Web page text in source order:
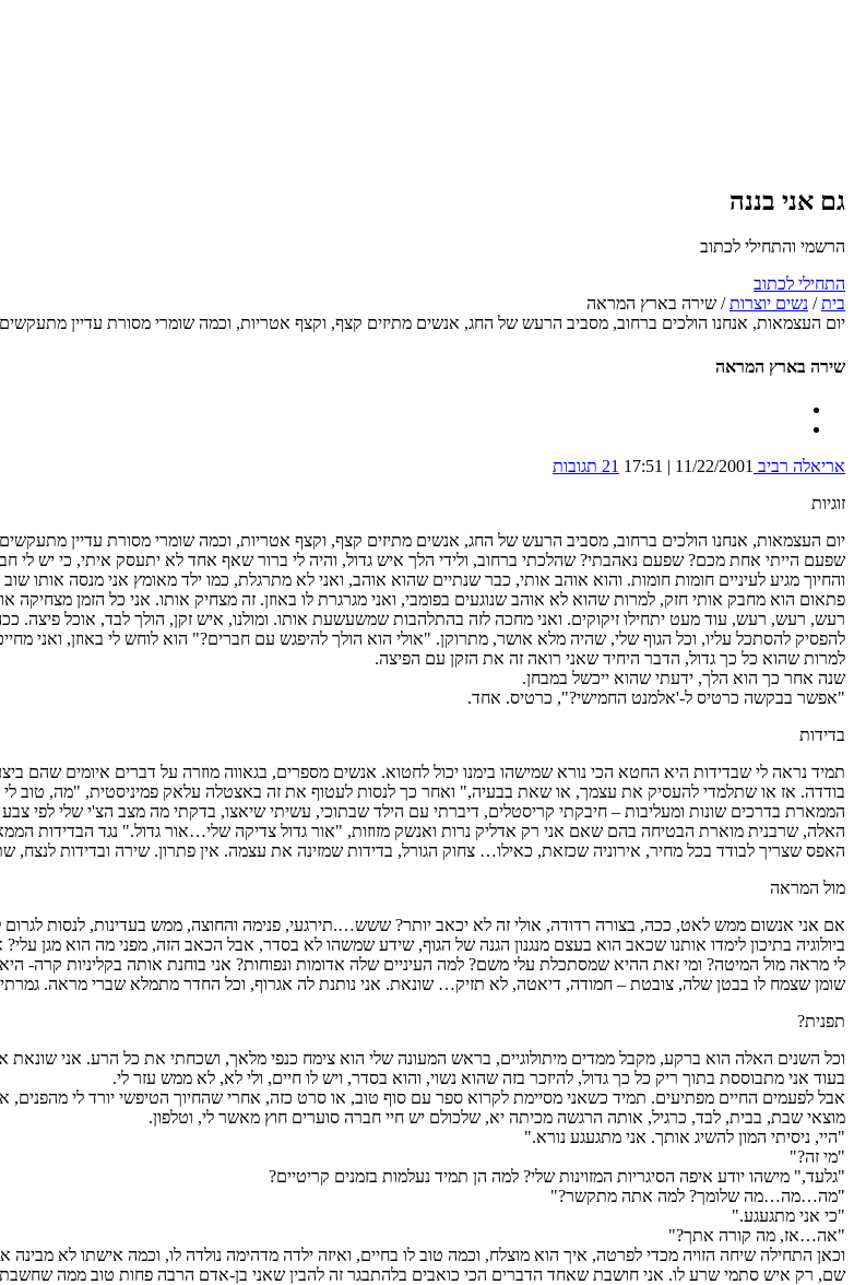
גם אני בננה
הרשמי והתחילי לכתוב
התחילי לכתוב
בית/ נשים יוצרות/ שירה בארץ המראה
יום העצמאות, אנחנו הולכים ברחוב, מסביב הרעש של החג, אנשים מתיזים קצף, וקצף אטריות, וכמה שומרי מסורת עדיין
שירה בארץ המראה
אריאלה רביב 11/22/2001 | 17:51
21 תגובות
זוגיות
יום העצמאות, אנחנו הולכים ברחוב, מסביב הרעש של החג, אנשים מתיזים קצף, וקצף אטריות, וכמה שומרי מסורת עדיין
שפעם הייתי אחת מכם? שפעם נאהבתי? שהלכתי ברחוב, ולידי הלך איש גדול, והיה לי ברור שאף אחד לא יתעסק איתי, כי יש לי
והחיוך מגיע לעיניים חומות חומות. והוא אוהב אותי, כבר שנתיים שהוא אוהב, ואני לא מתרגלת, כמו ילד מאומץ אני מנסה אותו
פתאום הוא מחבק אותי חזק, למרות שהוא לא אוהב שנוגעים בפומבי, ואני מגרגרת לו באוזן. זה מצחיק אותו. אני כל הזמן
רעש, רעש, רעש, עוד מעט יתחילו זיקוקים. ואני מחכה לזה בהתלהבות שמשעשעת אותו. ומולנו, איש זקן, הולך לבד, אוכל פיצה.
להפסיק להסתכל עליו, וכל הגוף שלי, שהיה מלא אושר, מתרוקן. "אולי הוא הולך להיפגש עם חברים?" הוא לוחש לי באוזן, ואני
למרות שהוא כל כך גדול, הדבר היחיד שאני רואה זה את הזקן עם הפיצה.
שנה אחר כך הוא הלך, ידעתי שהוא ייכשל במבחן.
"אפשר בבקשה כרטיס ל-'אלמנט החמישי?", כרטיס. אחד.
בדידות
תמיד נראה לי שבדידות היא החטא הכי נורא שמישהו בימנו יכול לחטוא. אנשים מספרים, בגאווה מוזרה על דברים איומים
בודדה. אז או שתלמדי להעסיק את עצמך, או שאת בבעיה," ואחר כך לנסות לעטוף את זה באצטלה עלאק פמיניסטית, "מה, טוב לי
האלה, שרבנית מוארת הבטיחה בהם שאם אני רק אדליק נרות ואנשק מזוזות, "אור גדול צדיקה שלי…אור גדול." נגד הבדידות
האפס שצריך לבודד בכל מחיר, אירוניה שכזאת, כאילו… צחוק הגורל, בדידות שמזינה את עצמה. אין פתרון. שירה ובדידות לנצח,
מול המראה
אם אני אנשום ממש לאט, ככה, בצורה רדודה, אולי זה לא יכאב יותר? ששש….תירגעי, פנימה והחוצה, ממש בעדינות, לנסות
ביולוגיה בתיכון לימדו אותנו שכאב הוא בעצם מנגנון הגנה של הגוף, שידע שמשהו לא בסדר, אבל הכאב הזה, מפני מה הוא מגן
לי מראה מול המיטה? ומי זאת ההיא שמסתכלת עלי משם? למה העיניים שלה אדומות ונפוחות? אני בוחנת אותה בקליניות קרה-
שומן שצמח לו בבטן שלה, צובטת – חמודה, דיאטה, לא תזיק… שונאת. אני נותנת לה אגרוף, וכל החדר מתמלא שברי מראה.
תפנית?
וכל השנים האלה הוא ברקע, מקבל ממדים מיתולוגיים, בראש המעונה שלי הוא צימח כנפי מלאך, ושכחתי את כל הרע. אני שונאת
בעוד אני מתבוססת בתוך ריק כל כך גדול, להיזכר בזה שהוא נשוי, והוא בסדר, ויש לו חיים, ולי לא, לא ממש עזר לי.
אבל לפעמים החיים מפתיעים. תמיד כשאני מסיימת לקרוא ספר עם סוף טוב, או סרט כזה, אחרי שהחיוך הטיפשי יורד לי
מוצאי שבת, בבית, לבד, כרגיל, אותה הרגשה מכיתה יא, שלכולם יש חיי חברה סוערים חוץ מאשר לי, וטלפון.
"היי, ניסיתי המון להשיג אותך. אני מתגעגע נורא."
"מי זה?"
"גלעד," מישהו יודע איפה הסיגריות המזוינות שלי? למה הן תמיד נעלמות בזמנים קריטיים?
"מה…מה…מה שלומך? למה אתה מתקשר?"
"כי אני מתגעגע."
"אה…אז, מה קורה אתך?"
וכאן התחילה שיחה הזויה מכדי לפרטה, איך הוא מוצלח, וכמה טוב לו בחיים, ואיזה ילדה מדהימה נולדה לו, וכמה אישתו לא
שם, רק איש סתמי שרע לו. אני חושבת שאחד הדברים הכי כואבים בלהתבגר זה להבין שאני בן-אדם הרבה פחות טוב ממה